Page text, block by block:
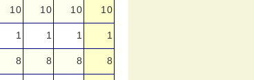
10 10 10 10
1 1 1 1
8 8 8 8